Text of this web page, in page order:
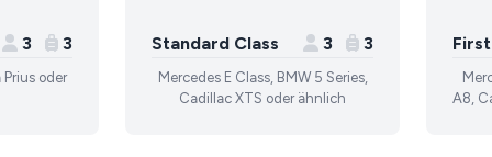
3 3
oder
Standard Class 3 3
Mercedes E Class, BMW 5 Series,
Cadillac XTS oder ähnlich
A8,